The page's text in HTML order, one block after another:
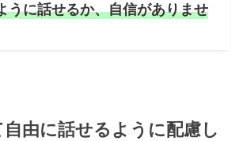
うに話せるか、自信がありませ
自由に話せるように配慮し